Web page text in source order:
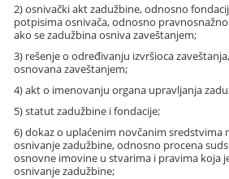
2) osnivački akt zadužbine, odnosno
potpisima osnivača, odnosno
ako se zadužbina osniva zaveštanjem;
3) rešenje o određivanju izvršioca
osnovana zaveštanjem;
4) akt o imenovanju organa upravljanja
5) statut zadužbine i fondacije;
6) dokaz o uplaćenim novčanim sredstvima
osnivanje zadužbine, odnosno procena
osnovne imovine u stvarima i pravima koja
osnivanje zadužbine;